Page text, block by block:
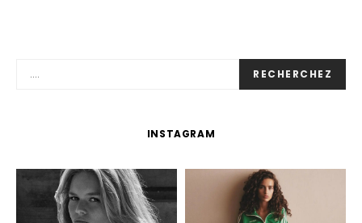
RECHERCHEZ
INSTAGRAM